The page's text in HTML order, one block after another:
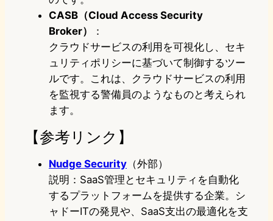
CASB（Cloud Access Security
Broker）
：
クラウドサービスの利用を可視化し、セキ
ュリティポリシーに基づいて制御するツー
ルです。これは、クラウドサービスの利用
を監視する警備員のようなものと考えられ
ます。
【参考リンク】
Nudge Security （外部）
説明：SaaS管理とセキュリティを自動化
するプラットフォームを提供する企業。シ
ャドーITの発見や、SaaS支出の最適化を支